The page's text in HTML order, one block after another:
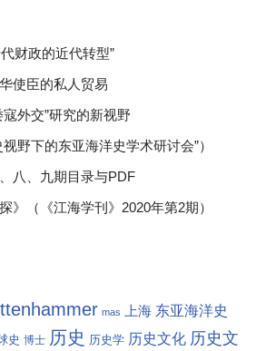
财政的近代转型”
使臣的私人贸易
外交”研究的新视野
野下的东亚海洋史学术研讨会”）
八、九期目录与PDF
》（《江海学刊》2020年第2期）
mas 上海 东亚海洋史
史 博士 历史 历史学 历史文化 历史文